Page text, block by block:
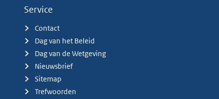
Service
Contact
Dag van het Beleid
Dag van de Wetgeving
Nieuwsbrief
Sitemap
Trefwoorden